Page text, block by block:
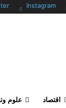
Instagram
اقتصاد علوم